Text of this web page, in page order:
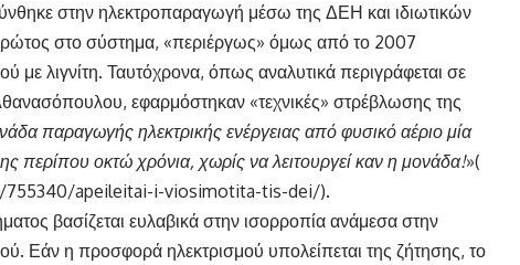
στην ηλεκτροπαραγωγή μέσω της ΔΕΗ και ιδιωτικών
στο σύστημα, «περιέργως» όμως από το 2007
με λιγνίτη. Ταυτόχρονα, όπως αναλυτικά περιγράφεται σε
εφαρμόστηκαν «τεχνικές» στρέβλωσης της
παραγωγής ηλεκτρικής ενέργειας από φυσικό αέριο μία
περίπου οκτώ χρόνια, χωρίς να λειτουργεί καν η μονάδα!»(
apeileitai-i-viosimotita-tis-dei/).
βασίζεται ευλαβικά στην ισορροπία ανάμεσα στην
Εάν η προσφορά ηλεκτρισμού υπολείπεται της ζήτησης, το